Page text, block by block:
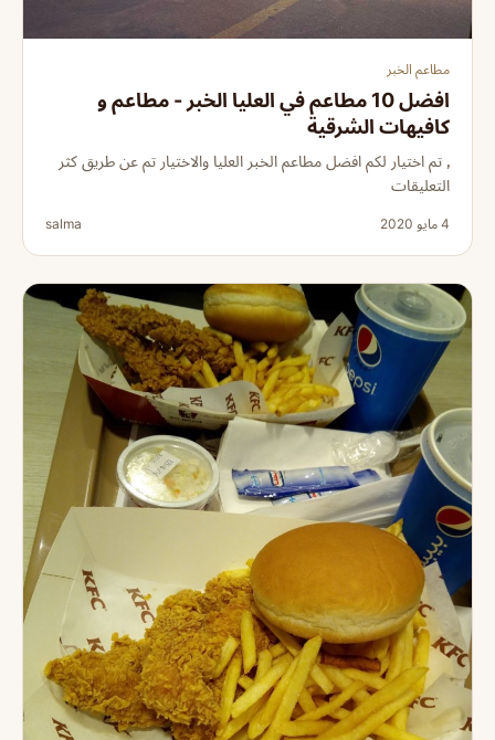
مطاعم الخبر
افضل 10 مطاعم في العليا الخبر - مطاعم و
كافيهات الشرقية
٫ تم اختيار لكم افضل مطاعم الخبر العليا والاختيار تم عن طريق كثر
التعليقات
4 مايو 2020 salma